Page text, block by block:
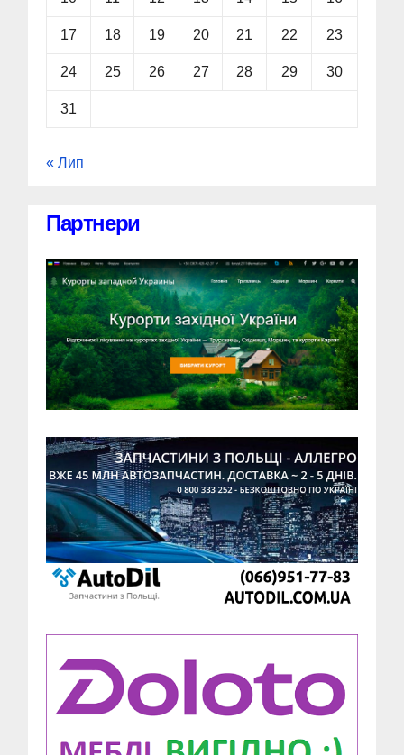
17 18 19 20 21 22 23
24 25 26 27 28 29 30
31
« Лип
Партнери